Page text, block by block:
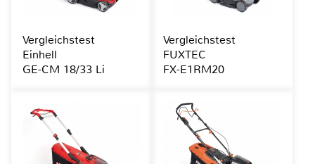
Vergleichstest
Einhell
GE-CM 18/33 Li
Vergleichstest
FUXTEC
FX-E1RM20